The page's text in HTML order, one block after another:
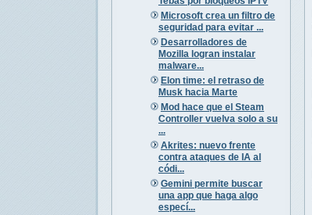
Microsoft crea un filtro de
seguridad para evitar ...
Desarrolladores de
Mozilla logran instalar
malware...
Elon time: el retraso de
Musk hacia Marte
Mod hace que el Steam
Controller vuelva solo a su
...
Akrites: nuevo frente
contra ataques de IA al
códi...
Gemini permite buscar
una app que haga algo
especí...